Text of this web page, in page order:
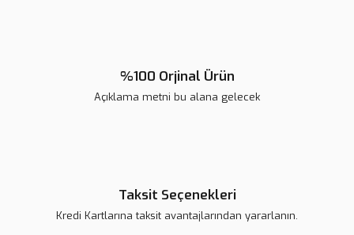
%100 Orjinal Ürün
Açıklama metni bu alana gelecek
Taksit Seçenekleri
Kredi Kartlarına taksit avantajlarından yararlanın.